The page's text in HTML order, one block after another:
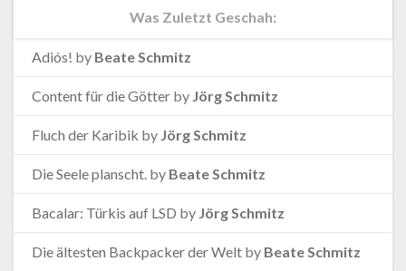
Was Zuletzt Geschah:
Adiós! by Beate Schmitz
Content für die Götter by Jörg Schmitz
Fluch der Karibik by Jörg Schmitz
Die Seele planscht. by Beate Schmitz
Bacalar: Türkis auf LSD by Jörg Schmitz
Die ältesten Backpacker der Welt by Beate Schmitz